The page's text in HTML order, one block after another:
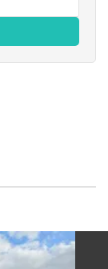
je geen
met
niet geplaatst.
wordt